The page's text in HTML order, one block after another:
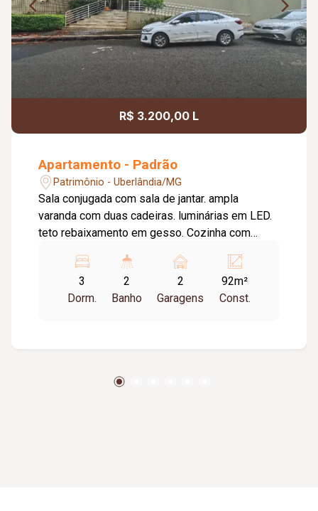
R$ 3.200,00 L
Apartamento - Padrão
Patrimônio - Uberlândia/MG
Sala conjugada com sala de jantar. ampla
varanda com duas cadeiras. luminárias em LED.
teto rebaixamento em gesso. Cozinha com
lavanderia com bancada e armários. varal
suspenso. área íntima isolada por uma porta,
corredor com um banheiro social. 03 quartos
da suíte com box e chuveiro. Cond aprox. R$
3
Dorm.
2
Banho
2
Garagens
92m²
Const.